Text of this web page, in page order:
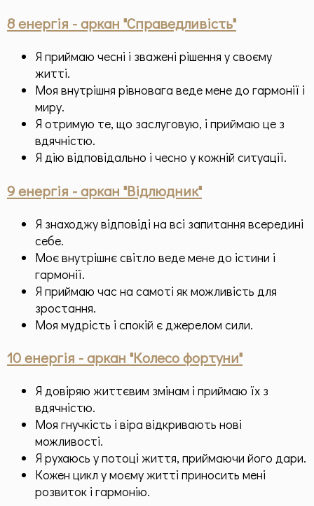
8 енергія - аркан "Справедливість"
Я приймаю чесні і зважені рішення у своєму
житті.
Моя внутрішня рівновага веде мене до гармонії і
миру.
Я отримую те, що заслуговую, і приймаю це з
вдячністю.
Я дію відповідально і чесно у кожній ситуації.
9 енергія - аркан "Відлюдник"
Я знаходжу відповіді на всі запитання всередині
себе.
Моє внутрішнє світло веде мене до істини і
гармонії.
Я приймаю час на самоті як можливість для
зростання.
Моя мудрість і спокій є джерелом сили.
10 енергія - аркан "Колесо фортуни"
Я довіряю життєвим змінам і приймаю їх з
вдячністю.
Моя гнучкість і віра відкривають нові
можливості.
Я рухаюсь у потоці життя, приймаючи його дари.
Кожен цикл у моєму житті приносить мені
розвиток і гармонію.